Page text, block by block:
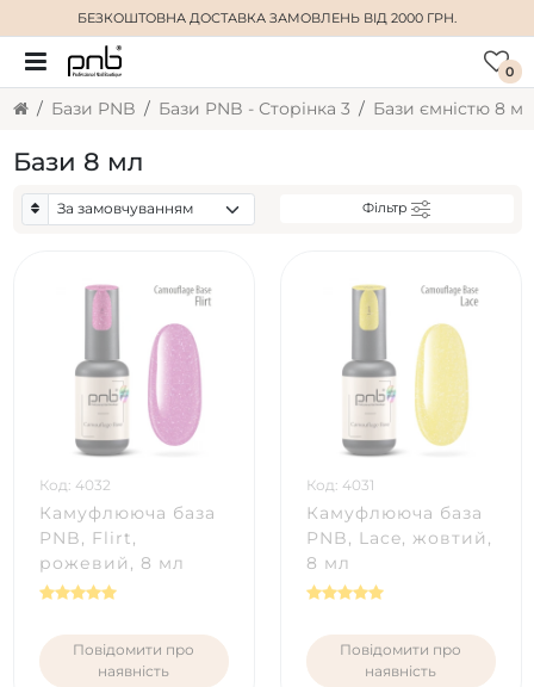
БЕЗКОШТОВНА ДОСТАВКА ЗАМОВЛЕНЬ ВІД 2000 ГРН.
0
Бази PNB Бази PNB - Сторінка 3 Бази ємністю 8 мл
Бази 8 мл
Фільтр
Код: 4032
Камуфлююча база
PNB, Flirt,
рожевий, 8 мл
Повідомити про
наявність
Код: 4031
Камуфлююча база
PNB, Lace, жовтий,
8 мл
Повідомити про
наявність